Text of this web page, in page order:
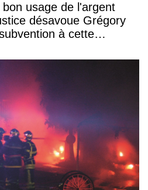
usage de l'argent
désavoue Grégory
à cette